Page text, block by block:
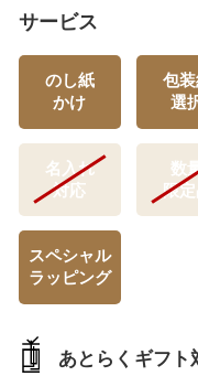
サービス
のし紙
かけ
包
選
名入れ
対応
数
限定
スペシャル
ラッピング
あとらくギフト